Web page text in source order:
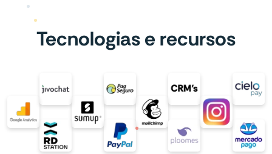
Tecnologias e recursos